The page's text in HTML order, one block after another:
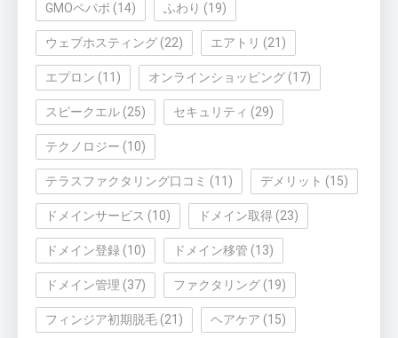
GMOペパボ (14) ふわり (19)
ウェブホスティング (22) エアトリ (21)
エプロン (11) オンラインショッピング (17)
スピークエル (25) セキュリティ (29)
テクノロジー (10)
テラスファクタリング口コミ (11) デメリット (15)
ドメインサービス (10) ドメイン取得 (23)
ドメイン登録 (10) ドメイン移管 (13)
ドメイン管理 (37) ファクタリング (19)
フィンジア初期脱毛 (21) ヘアケア (15)